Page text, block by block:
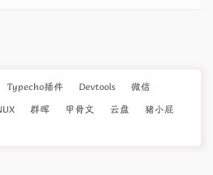
Typecho插件 Devtools
微信
群晖 甲骨文 云盘
猪小屁